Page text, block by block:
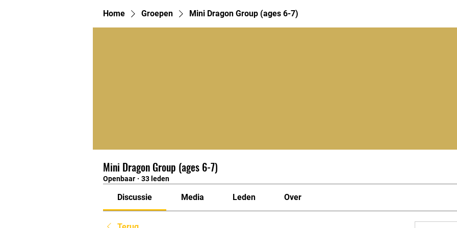
Home Groepen Mini Dragon Group (ages 6-7)
Mini Dragon Group (ages 6-7)
Openbaar · 33 leden
Discussie Media Leden Over